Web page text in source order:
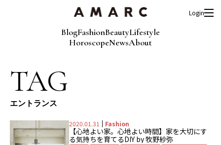
BlogFashionBeautyLifestyle
HoroscopeNewsAbout
Login
TAG
エントランス
2020.01.31 Fashion
【心地よい家。心地よい時間】家を大切にす
る気持ちを育てるDIY by 牧野紗弥